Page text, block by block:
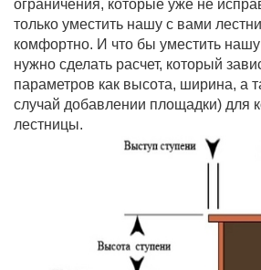
ограничения, которые уже не
только уместить нашу с вами
комфортно. И что бы уместить
нужно сделать расчет, который
параметров как высота, ширина, а
случай добавлении площадки) для
лестницы.